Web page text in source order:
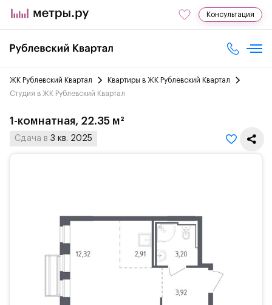
Консультация
ЖК Рублевский Квартал
Квартиры в ЖК Рублевский Квартал
Студия в ЖК Рублевский Квартал
1-комнатная, 22.35 м²
Сдача в 3 кв. 2025